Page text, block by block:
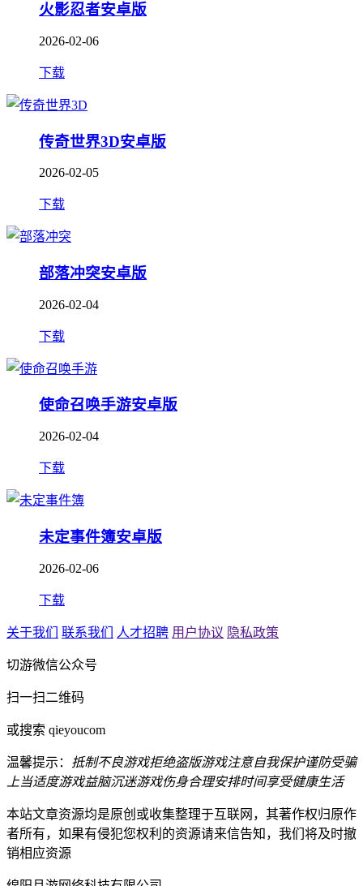
火影忍者安卓版
2026-02-06
下载
传奇世界3D安卓版
2026-02-05
下载
部落冲突安卓版
2026-02-04
下载
使命召唤手游安卓版
2026-02-04
下载
未定事件簿安卓版
2026-02-06
下载
关于我们 联系我们 人才招聘 用户协议 隐私政策
切游微信公众号
扫一扫二维码
或搜索 qieyoucom
温馨提示： 抵制不良游戏拒绝盗版游戏注意自我保护谨防受骗
上当适度游戏益脑沉迷游戏伤身合理安排时间享受健康生活
本站文章资源均是原创或收集整理于互联网，其著作权归原作
者所有，如果有侵犯您权利的资源请来信告知，我们将及时撤
销相应资源